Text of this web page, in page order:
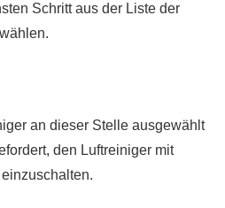
Schritt aus der Liste der
an dieser Stelle ausgewählt
den Luftreiniger mit